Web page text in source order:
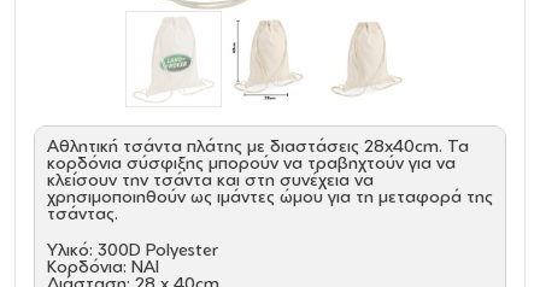
Αθλητική τσάντα πλάτης με διαστάσεις 28x40cm. Τα
κορδόνια σύσφιξης μπορούν να τραβηχτούν για να
κλείσουν την τσάντα και στη συνέχεια να
χρησιμοποιηθούν ως ιμάντες ώμου για τη μεταφορά της
τσάντας.
Υλικό: 300D Polyester
Κορδόνια: ΝΑΙ
Διάσταση: 28 x 40cm